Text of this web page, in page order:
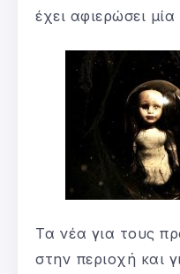
έχει αφιερώσει
Τα νέα για τους
στην περιοχή και